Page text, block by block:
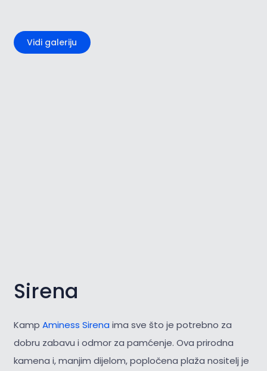
Vidi galeriju
Sirena
Kamp Aminess Sirena ima sve što je potrebno za
dobru zabavu i odmor za pamćenje. Ova prirodna
kamena i, manjim dijelom, popločena plaža nositelj je